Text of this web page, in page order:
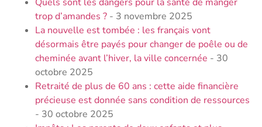
trop d’amandes ? - 3 novembre 2025
La nouvelle est tombée : les français vont
désormais être payés pour changer de poêle ou de
cheminée avant l’hiver, la ville concernée - 30
octobre 2025
Retraité de plus de 60 ans : cette aide financière
précieuse est donnée sans condition de ressources
- 30 octobre 2025